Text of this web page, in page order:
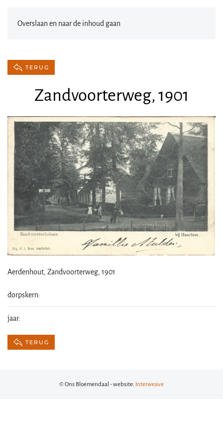
Overslaan en naar de inhoud gaan
TERUG
Zandvoorterweg, 1901
Aerdenhout, Zandvoorterweg, 1901
dorpskern:
jaar:
TERUG
© Ons Bloemendaal - website: Interweave